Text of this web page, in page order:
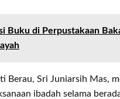
Buku di Perpustakaan
Berau, Sri Juniarsih Mas,
ibadah selama